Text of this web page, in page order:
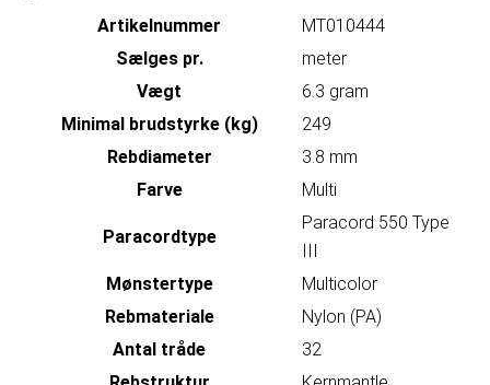
Artikelnummer
MT010444
Sælges pr.
meter
Vægt
6.3 gram
Minimal brudstyrke (kg)
249
Rebdiameter
3.8 mm
Farve
Multi
Paracordtype
Paracord 550 Type
III
Mønstertype
Multicolor
Rebmateriale
Nylon (PA)
Antal tråde
32